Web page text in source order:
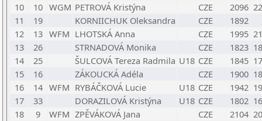
10
10 WGM PETROVÁ Kristýna CZE 2096
11
19 KORNIICHUK Oleksandra CZE
1892
12
13 WFM LHOTSKÁ Anna CZE 1995
13
26 STRNADOVÁ Monika CZE 1823
14
25 ŠULCOVÁ Tereza Radmila U18 CZE 1845
15
16 ZÁKOUCKÁ Adéla CZE 1900
16
14 WFM RYBÁČKOVÁ Lucie U18 CZE 1942
17
33 DORAZILOVÁ Kristýna U18 CZE 1802
18
9 WFM ZPĚVÁKOVÁ Jana CZE 2104